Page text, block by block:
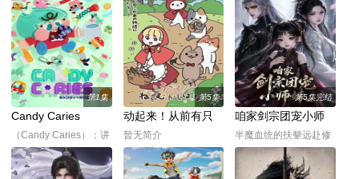
广受欢迎的篇章，细腻
地描绘了瑞稀、佐野、
中津三人之间的情感发
展。此外，佐野的弟弟·
森，以及身为专业摄影
师、梅田的后辈·原秋叶
等角色也将登场，瑞稀
的灵魂颜色区别对方。
她被云瑶真人救下后收
为徒弟，遵照师尊嘱咐
前往宗门找大师兄莫沅
学习、修炼。半路上灵
器出故障，将灵汐引到
了诡修聚集的玄幽宗。
作为骑士团的特别指导
官，同时担任孤儿的监
护人，渐渐习惯了在首
都的生活。 然而，
周围的环境却不允许贝
里尔安享太平——
在钻研魔法的教育机构
第1集
Candy Caries
（Candy Caries）：讲
述了热爱甜食的少女阿
梅和她口中寄宿的龋齿
第5集
动起来！从前有只
猫
暂无简介
第5集完结
咱家剑宗团宠小师
妹第二季
半魔血统的扶颦远赴修
仙界投奔生母，却因表
面五灵根资质，被顶级